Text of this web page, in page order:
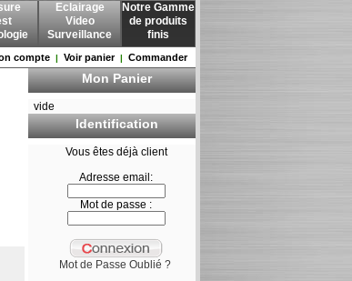
Eclairage
Video
Surveillance
Notre Gamme
de produits
finis
compte | Voir panier| Commander
Mon Panier
vide
Identification
Vous êtes déjà client
Adresse email:
Mot de passe :
Mot de Passe Oublié ?